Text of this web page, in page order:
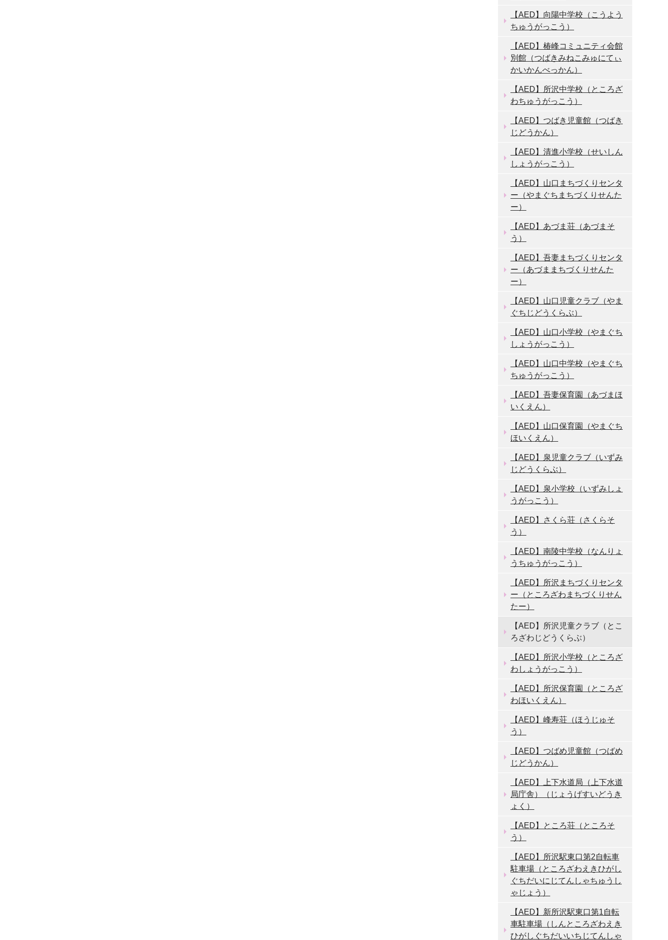
【AED】向陽中学校（こうよう
ちゅうがっこう）
【AED】椿峰コミュニティ会館
別館（つばきみねこみゅにてぃ
かいかんべっかん）
【AED】所沢中学校（ところざ
わちゅうがっこう）
【AED】つばき児童館（つばき
じどうかん）
【AED】清進小学校（せいしん
しょうがっこう）
【AED】山口まちづくりセンタ
ー（やまぐちまちづくりせんた
ー）
【AED】あづま荘（あづまそ
う）
【AED】吾妻まちづくりセンタ
ー（あづままちづくりせんた
ー）
【AED】山口児童クラブ（やま
ぐちじどうくらぶ）
【AED】山口小学校（やまぐち
しょうがっこう）
【AED】山口中学校（やまぐち
ちゅうがっこう）
【AED】吾妻保育園（あづまほ
いくえん）
【AED】山口保育園（やまぐち
ほいくえん）
【AED】泉児童クラブ（いずみ
じどうくらぶ）
【AED】泉小学校（いずみしょ
うがっこう）
【AED】さくら荘（さくらそ
う）
【AED】南陵中学校（なんりょ
うちゅうがっこう）
【AED】所沢まちづくりセンタ
ー（ところざわまちづくりせん
たー）
【AED】所沢児童クラブ（とこ
ろざわじどうくらぶ）
【AED】所沢小学校（ところざ
わしょうがっこう）
【AED】所沢保育園（ところざ
わほいくえん）
【AED】峰寿荘（ほうじゅそ
う）
【AED】つばめ児童館（つばめ
じどうかん）
【AED】上下水道局（上下水道
局庁舎）（じょうげすいどうき
ょく）
【AED】ところ荘（ところそ
う）
【AED】所沢駅東口第2自転車
駐車場（ところざわえきひがし
ぐちだいにじてんしゃちゅうし
ゃじょう）
【AED】新所沢駅東口第1自転
車駐車場（しんところざわえき
ひがしぐちだいいちじてんしゃ